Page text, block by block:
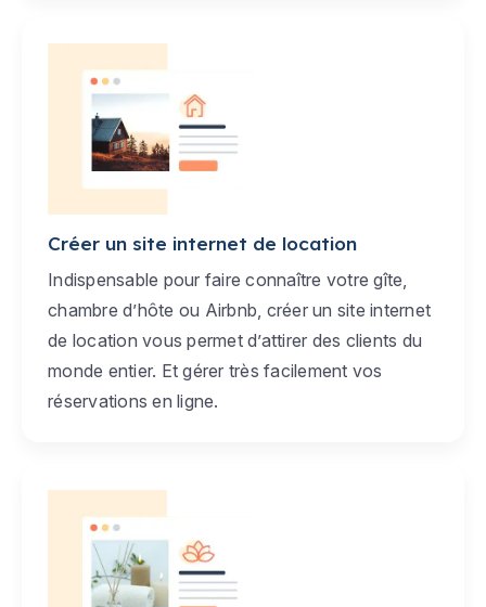
Créer un site internet de location
Indispensable pour faire connaître votre gîte,
chambre d’hôte ou Airbnb, créer un site internet
de location vous permet d’attirer des clients du
monde entier. Et gérer très facilement vos
réservations en ligne.